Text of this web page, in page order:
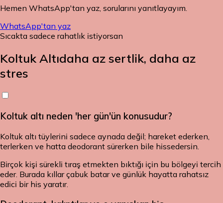
Hemen WhatsApp'tan yaz, sorularını yanıtlayayım.
WhatsApp'tan yaz
Sıcakta sadece rahatlık istiyorsan
Koltuk Altıdaha az sertlik, daha az
stres
Koltuk altı neden 'her gün'ün konusudur?
Koltuk altı tüylerini sadece aynada değil; hareket ederken,
terlerken ve hatta deodorant sürerken bile hissedersin.
Birçok kişi sürekli tıraş etmekten bıktığı için bu bölgeyi tercih
eder. Burada kıllar çabuk batar ve günlük hayatta rahatsız
edici bir his yaratır.